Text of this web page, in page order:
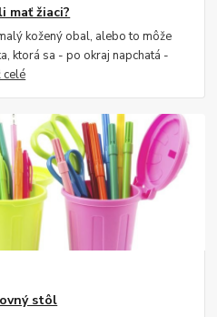
mať žiaci?
kožený obal, alebo to môže
ktorá sa - po okraj napchatá -
celé
stôl